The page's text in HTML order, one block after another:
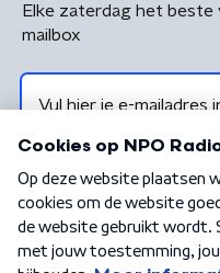
Elke zaterdag het beste
mailbox
Algemene voorwaarden